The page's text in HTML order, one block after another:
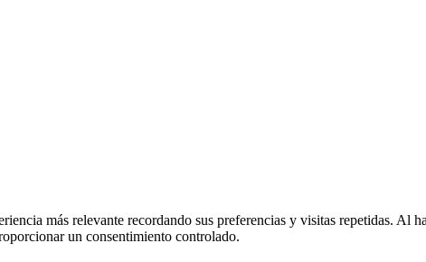
más relevante recordando sus preferencias y visitas repetidas.
un consentimiento controlado.